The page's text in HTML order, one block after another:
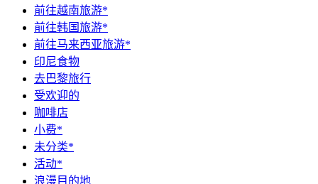
前往越南旅游*
前往韩国旅游*
前往马来西亚旅游*
印尼食物
去巴黎旅行
受欢迎的
咖啡店
小费*
未分类*
活动*
浪漫目的地